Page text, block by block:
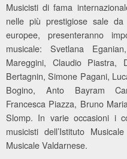
Musicisti di fama
nelle più prestigiose sale
europee, presenteranno
musicale: Svetlana
Mareggini, Claudio Piastra,
Bertagnin, Simone Pagani,
Bogino, Anto Bayram
Francesca Piazza, Bruno
Slomp. In varie occasioni i
musicisti dell’Istituto
Musicale Valdarnese.